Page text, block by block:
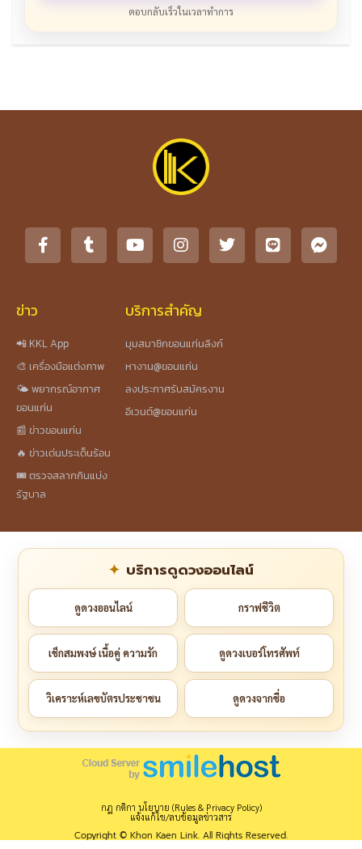
ตอบกลับเร็วในเวลาทำการ
ข่าว
📲 KKL App
🎨 เครื่องมือแต่งภาพ
🌤️ พยากรณ์อากาศ
ขอนแก่น
📰 ข่าวขอนแก่น
🔥 ข่าวเด่นประเด็นร้อน
🎟️ ตรวจสลากกินแบ่ง
รัฐบาล
บริการสำคัญ
มุมสมาชิกขอนแก่นลิงก์
หางาน@ขอนแก่น
ลงประกาศรับสมัครงาน
อีเวนต์@ขอนแก่น
บริการดูดวงออนไลน์
ดูดวงออนไลน์ กราฟชีวิต
เช็กสมพงษ์ เนื้อคู่ ความรัก ดูดวงเบอร์โทรศัพท์
วิเคราะห์เลขบัตรประชาชน ดูดวงจากชื่อ
กฎ กติกา นโยบาย (Rules & Privacy Policy)
แจ้งแก้ไข/ลบข้อมูลข่าวสาร
Copyright © Khon Kaen Link. All Rights Reserved.